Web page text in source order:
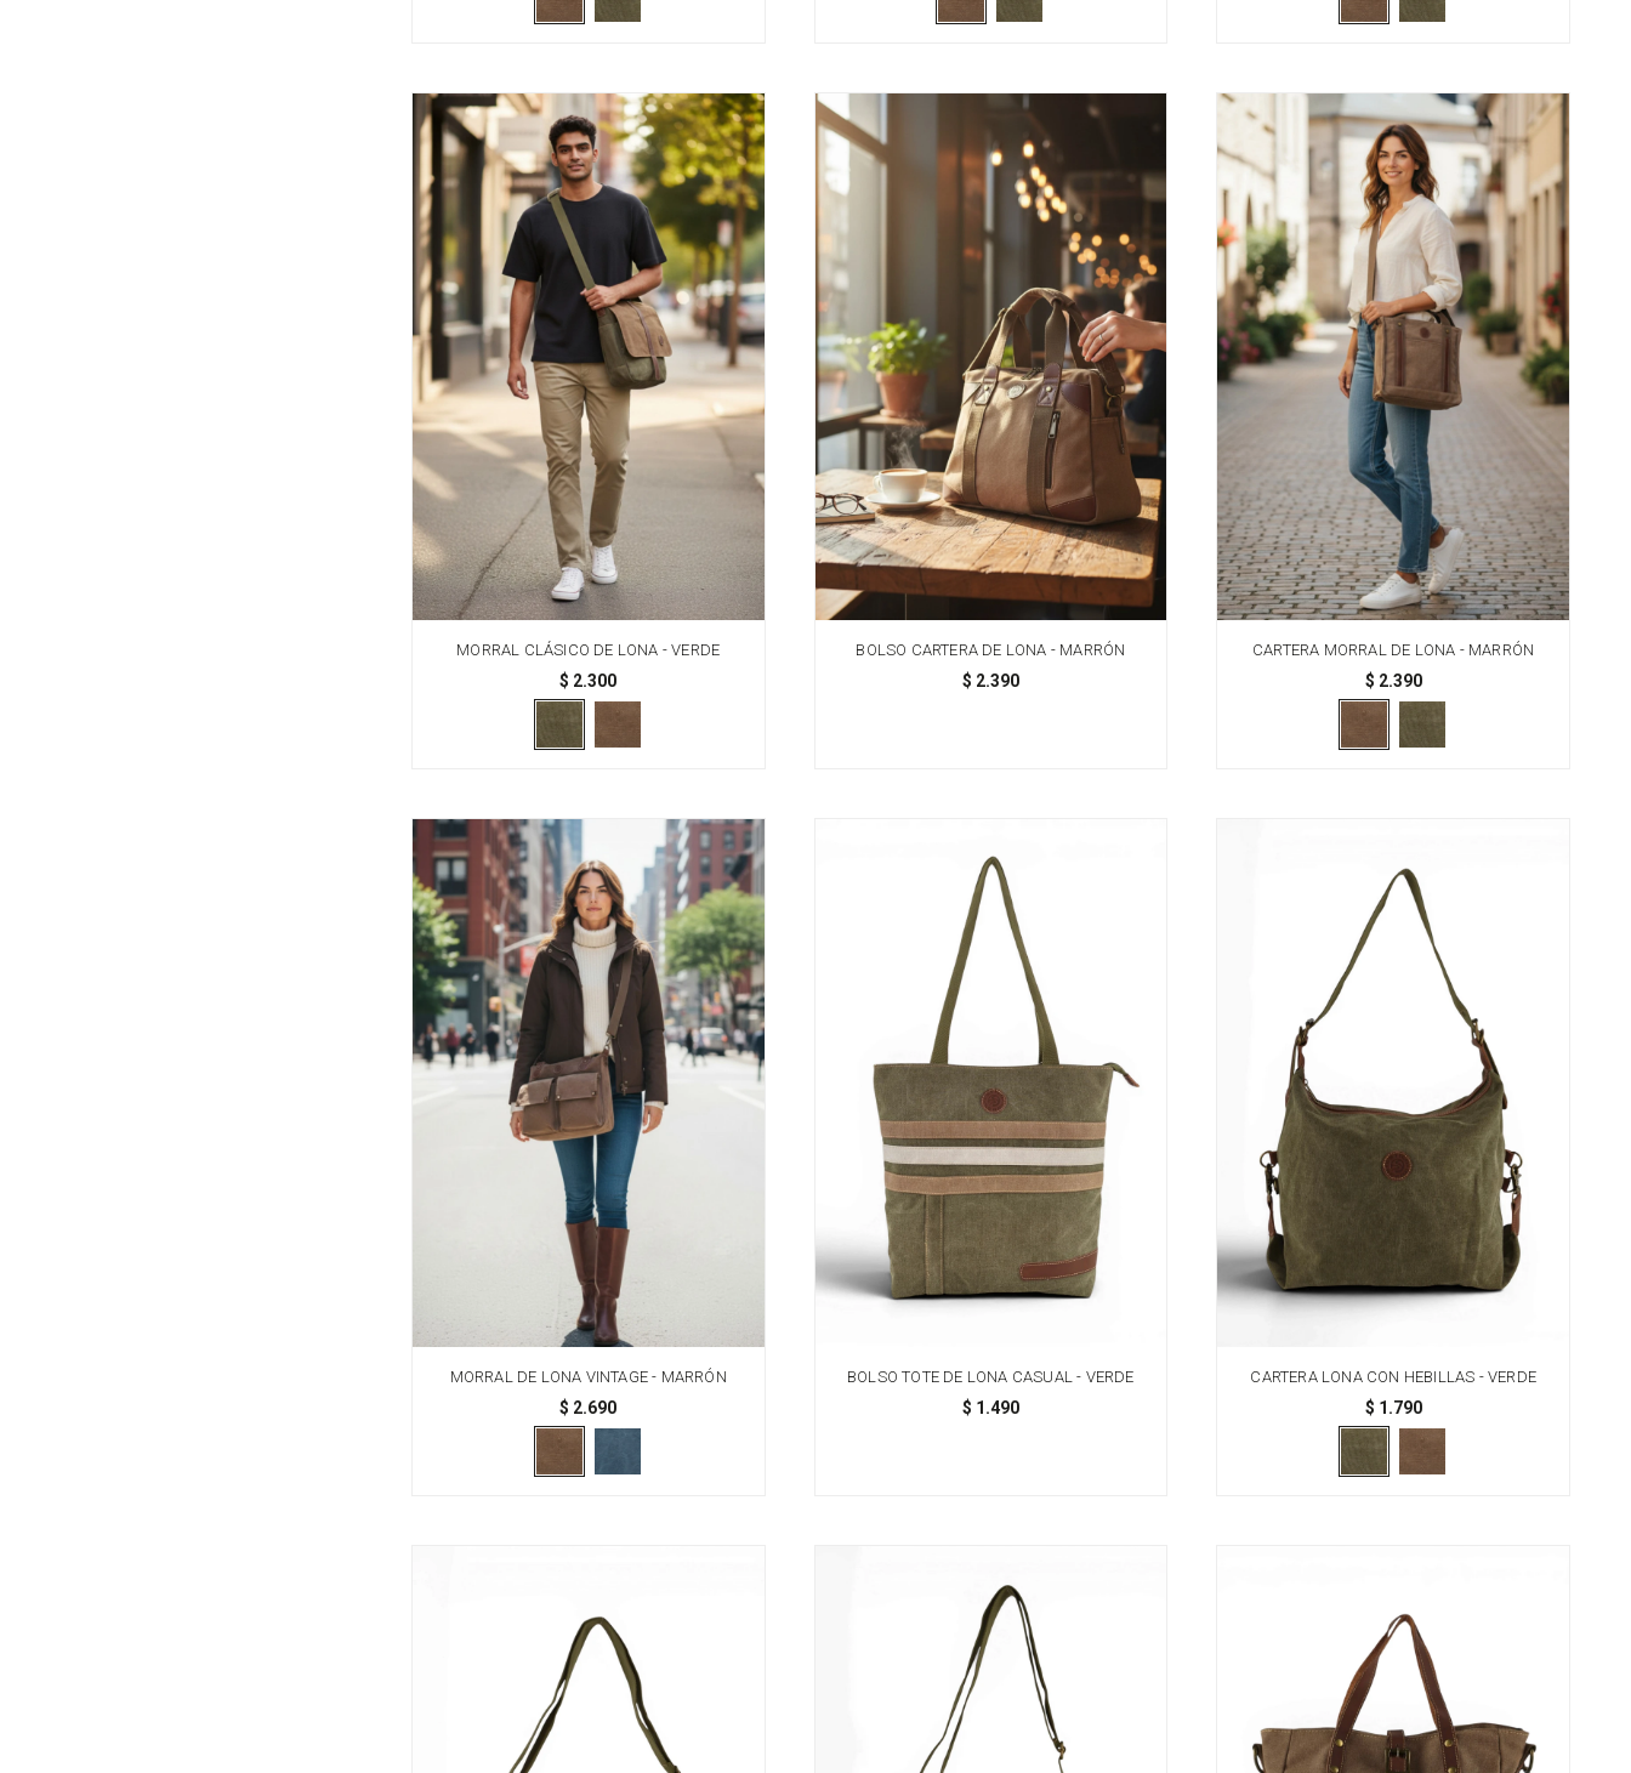
MORRAL CLÁSICO DE LONA - VERDE
$ 2.300
BOLSO CARTERA DE LONA - MARRÓN
$ 2.390
CARTERA MORRAL DE LONA - MARRÓN
$ 2.390
MORRAL DE LONA VINTAGE - MARRÓN
$ 2.690
BOLSO TOTE DE LONA CASUAL - VERDE
$ 1.490
CARTERA LONA CON HEBILLAS - VERDE
$ 1.790